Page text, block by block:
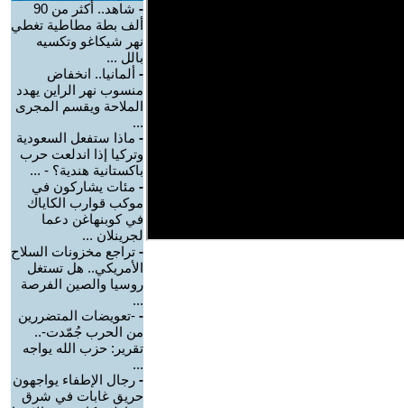
-
شاهد.. أكثر من 90
ألف بطة مطاطية تغطي
نهر شيكاغو وتكسيه
بالل ...
- ألمانيا.. انخفاض
منسوب نهر الراين يهدد
الملاحة ويقسم المجرى
...
- ماذا ستفعل السعودية
وتركيا إذا اندلعت حرب
باكستانية هندية؟ - ...
- مئات يشاركون في
موكب قوارب الكاياك
في كوبنهاغن دعما
لجرينلان ...
- تراجع مخزونات السلاح
الأمريكي.. هل تستغل
روسيا والصين الفرصة
...
- -تعويضات المتضررين
من الحرب جُمّدت-..
تقرير: حزب الله يواجه
...
- رجال الإطفاء يواجهون
حريق غابات في شرق